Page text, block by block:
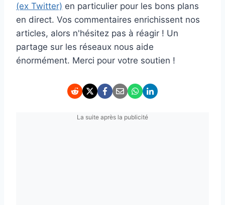
(ex Twitter) en particulier pour les bons plans
en direct. Vos commentaires enrichissent nos
articles, alors n'hésitez pas à réagir ! Un
partage sur les réseaux nous aide
énormément. Merci pour votre soutien !
La suite après la publicité